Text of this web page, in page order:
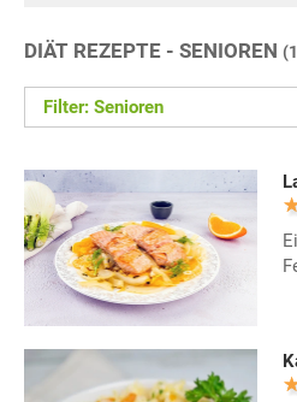
DIÄT REZEPTE - SENIOREN
Filter: Senioren